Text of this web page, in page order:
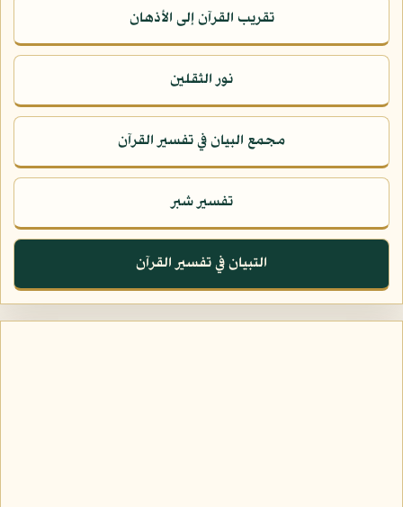
تقريب القرآن إلى الأذهان
نور الثقلين
مجمع البيان في تفسير القرآن
تفسير شبر
التبيان في تفسير القرآن